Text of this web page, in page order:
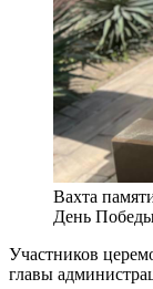
Вахта
День
Участников
главы